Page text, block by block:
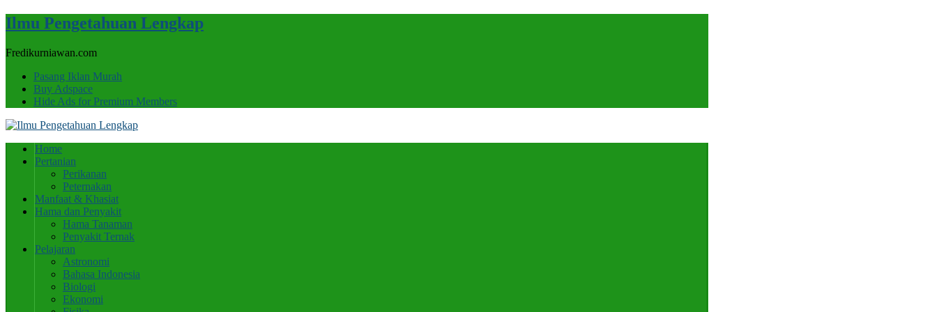
Ilmu Pengetahuan Lengkap
Fredikurniawan.com
Pasang Iklan Murah
Buy Adspace
Hide Ads for Premium Members
Home
Pertanian
Perikanan
Peternakan
Manfaat & Khasiat
Hama dan Penyakit
Hama Tanaman
Penyakit Ternak
Pelajaran
Astronomi
Bahasa Indonesia
Biologi
Ekonomi